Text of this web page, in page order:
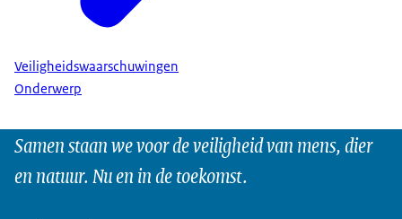
Veiligheidswaarschuwingen
Onderwerp
Samen staan we voor de veiligheid van mens, dier
en natuur. Nu en in de toekomst.